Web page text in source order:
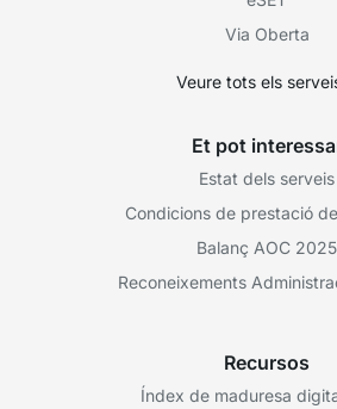
Via Oberta
Veure tots els
Et pot
Estat dels serveis
Condicions de prestació
Balanç AOC 2025
Reconeixements
Recursos
Índex de maduresa